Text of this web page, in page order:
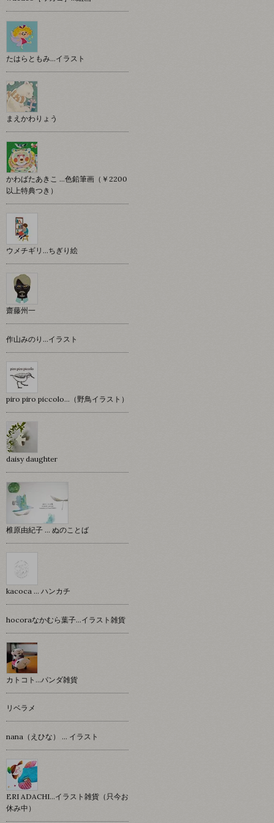
たはらともみ…イラスト
まえかわりょう
かわばたあきこ …色鉛筆画（￥2200
以上特典つき）
ウメチギリ…ちぎり絵
齋藤州一
作山みのり…イラスト
piro piro piccolo…（野鳥イラスト）
daisy daughter
椎原由紀子 ... ぬのことば
kacoca ... ハンカチ
hocoraなかむら葉子…イラスト雑貨
カトコト…パンダ雑貨
リベラメ
nana（えひな） … イラスト
ERI ADACHI...イラスト雑貨（只今お
休み中）